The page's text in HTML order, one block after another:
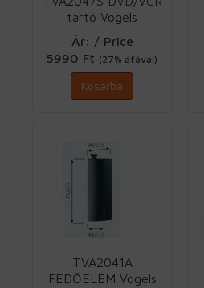
tartó Vogels
Ár: / Price
5990 Ft (27% áfával)
Kosárba
TVA2041A
FEDŐELEM Vogels